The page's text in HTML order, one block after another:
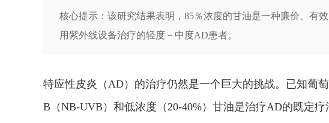
核心提示：该研究结果表明，85％浓度的甘油是一种廉价、有
用紫外线设备治疗的轻度－中度AD患者。
特应性皮炎（AD）的治疗仍然是一个巨大的挑战。已知葡
B（NB-UVB）和低浓度（20-40%）甘油是治疗AD的既定